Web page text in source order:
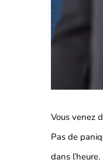
Vous venez
Pas de
dans l’heure.